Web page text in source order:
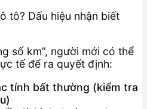
số km”, người mới có thể
tế để ra quyết định:
tính bất thường (kiểm tra